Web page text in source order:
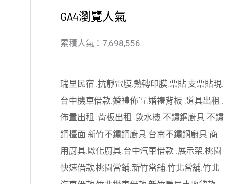
GA4瀏覽人氣
累積人氣：7,698,556
瑞里民宿 抗靜電膜. 熱轉印膜. 票貼. 支票貼現
台中機車借款 婚禮佈置 婚禮背板 道具出租
佈置出租 背板出租 飲水機 不鏽鋼廚具. 不鏽
鋼檯面 新竹不鏽鋼廚具. 台南不鏽鋼廚具. 商
用廚具. 歐化廚具. 台中汽車借款 展示架 桃園
快速借款 桃園當鋪. 新竹當舖. 竹北當舖. 竹北